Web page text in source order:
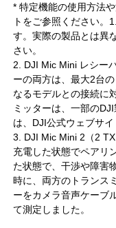
* 特定機能の使用方法
トをご参照ください。
す。実際の製品とは異
さい。
2. DJI Mic Mini レシー
ーの両方は、最大2台
なるモデルとの接続に
ミッターは、一部の
は、DJI公式ウェブサイ
3. DJI Mic Mini 2（2
充電した状態でペアリ
た状態で、干渉や障害
時に、両方のトランス
ーをカメラ音声ケーブ
て測定しました。